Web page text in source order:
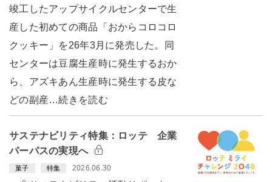
竣工したアップサイクルセンターで生
産した初めての商品「おからコロコロ
クッキー」を26年3月に発売した。同
センターは豆腐生産時に発生するおか
ら、アズキあん生産時に発生する皮な
どの副産…続きを読む
サステナビリティ特集：ロッテ 企業
パーパスの実現へ
菓子 特集 2026.06.30